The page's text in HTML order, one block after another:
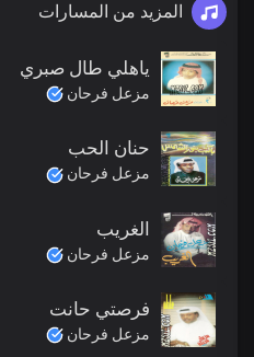
المزيد من المسارات
ياهلي طال صبري
مزعل فرحان
حنان الحب
مزعل فرحان
الغريب
مزعل فرحان
فرصتي حانت
مزعل فرحان